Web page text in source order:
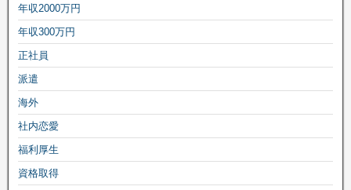
年収2000万円
年収300万円
正社員
派遣
海外
社内恋愛
福利厚生
資格取得